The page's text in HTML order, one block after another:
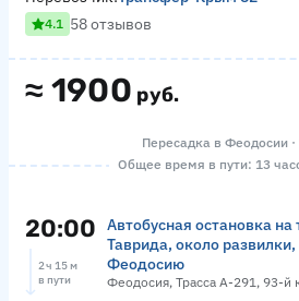
≈ 1900 руб.
4.1 58 отзывов
Пересадка в Феодосии ·
Общее время в пути: 13
20:00
Автобусная остановка на
Таврида, около
Феодосию
Феодосия, Трасса А-291, 93-й
2 ч 15 м
в пути